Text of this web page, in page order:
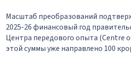
Масштаб преобразований
2025-26 финансовый год
Центра передового опыта (Centre
этой суммы уже направлено 100